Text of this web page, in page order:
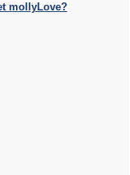
mollyLove?